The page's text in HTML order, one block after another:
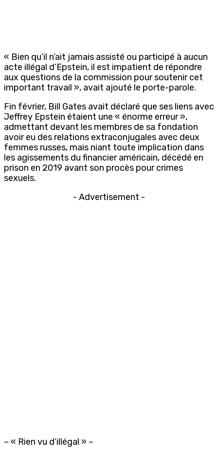
« Bien qu’il n’ait jamais assisté ou participé à aucun
acte illégal d’Epstein, il est impatient de répondre
aux questions de la commission pour soutenir cet
important travail », avait ajouté le porte-parole.
Fin février, Bill Gates avait déclaré que ses liens avec
Jeffrey Epstein étaient une « énorme erreur »,
admettant devant les membres de sa fondation
avoir eu des relations extraconjugales avec deux
femmes russes, mais niant toute implication dans
les agissements du financier américain, décédé en
prison en 2019 avant son procès pour crimes
sexuels.
- Advertisement -
– « Rien vu d’illégal » –